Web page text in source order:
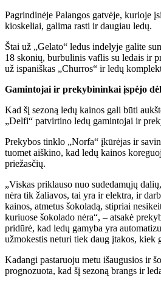
Pagrindinėje Palangos gatvėje, kurioje
kioskeliai, galima rasti ir daugiau ledų.
Štai už „Gelato“ ledus indelyje galite
18 skonių, burbulinis vaflis su ledais ir
už ispaniškas „Churros“ ir ledų
Gamintojai ir prekybininkai įspėjo
Kad šį sezoną ledų kainos gali būti
„Delfi“ patvirtino ledų gamintojai ir
Prekybos tinklo „Norfa“ įkūrėjas ir
tuomet aiškino, kad ledų kainos
priežasčių.
„Viskas priklauso nuo sudedamųjų
nėra tik žaliavos, tai yra ir elektra, ir
kainos, atmetus šokoladą, stipriai
kuriuose šokolado nėra“, – atsakė
pridūrė, kad ledų gamyba yra
užmokestis neturi tiek daug įtakos, kiek
Kadangi pastaruoju metu išaugusios ir
prognozuota, kad šį sezoną brangs ir